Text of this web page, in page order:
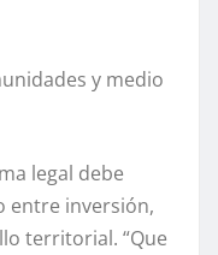
y medio
legal debe
entre inversión,
territorial. “Que